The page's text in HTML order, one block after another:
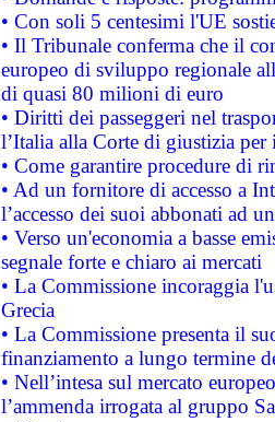
• Con soli 5 centesimi l'UE
• Il Tribunale conferma che il
europeo di sviluppo regionale
di quasi 80 milioni di euro
• Diritti dei passeggeri nel
l’Italia alla Corte di giustizia
• Come garantire procedure di
• Ad un fornitore di accesso a
l’accesso dei suoi abbonati ad
• Verso un'economia a basse
segnale forte e chiaro ai mercati
• La Commissione incoraggia
Grecia
• La Commissione presenta il
finanziamento a lungo termine
• Nell’intesa sul mercato
l’ammenda irrogata al gruppo